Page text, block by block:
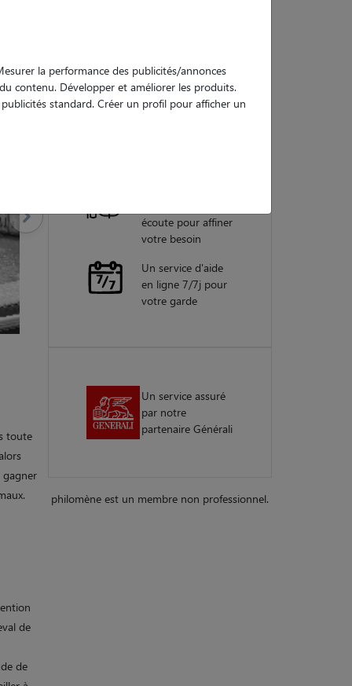
toute
gagner
de
de
garanties
écoute pour affiner
votre besoin
Un service d'aide
en ligne 7/7j pour
votre garde
Un service assuré
par notre
partenaire Générali
philomène est un membre non professionnel.
la performance des publicités/annonces
contenu. Développer et améliorer les produits.
standard. Créer un profil pour afficher un